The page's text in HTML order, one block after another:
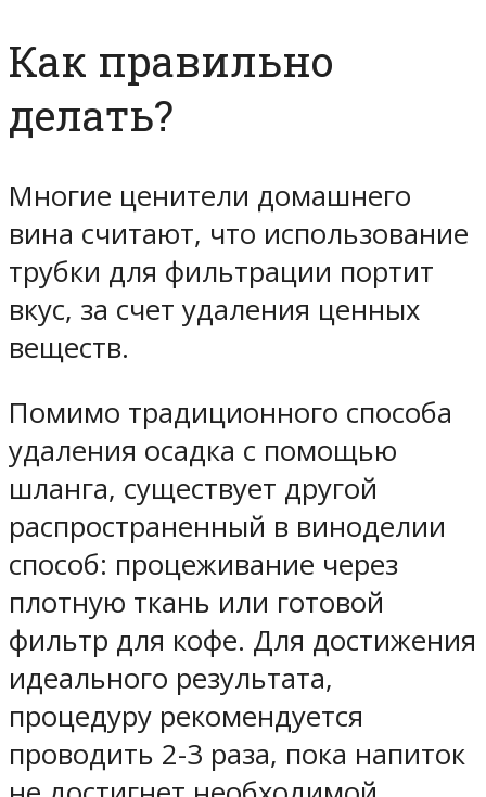
Как правильно
делать?
Многие ценители домашнего
вина считают, что использование
трубки для фильтрации портит
вкус, за счет удаления ценных
веществ.
Помимо традиционного способа
удаления осадка с помощью
шланга, существует другой
распространенный в виноделии
способ: процеживание через
плотную ткань или готовой
фильтр для кофе. Для достижения
идеального результата,
процедуру рекомендуется
проводить 2-3 раза, пока напиток